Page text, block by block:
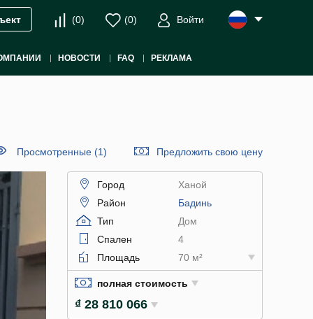
(0) (0) Войти
НОВОСТИ FAQ РЕКЛАМА
Просмотренные (1) Предложить свою цену
Город
Ханой
Район
Бадинь
Тип
Дом
Спален
4
Площадь
70 м²
полная стоимость
₫ 28 810 066